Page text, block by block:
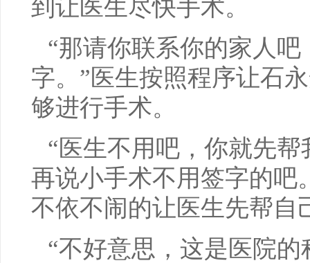
到让医生尽快手术。
“那请你联系你的家人
字。”医生按照程序让石
够进行手术。
“医生不用吧，你就先
再说小手术不用签字的吧
不依不闹的让医生先帮自
“不好意思，这是医院